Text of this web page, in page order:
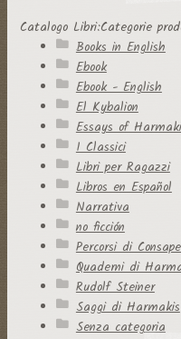
Catalogo Libri:Categorie
Books in English
Ebook
Ebook - English
El Kybalion
Essays of
I Classici
Libri per Ragazzi
Libros en Español
Narrativa
no ficción
Percorsi di
Quaderni di
Rudolf Steiner
Saggi di Harmakis
Senza categoria